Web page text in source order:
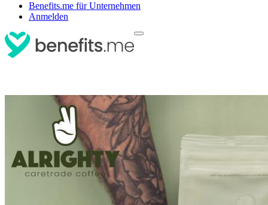
Benefits.me für Unternehmen
Anmelden